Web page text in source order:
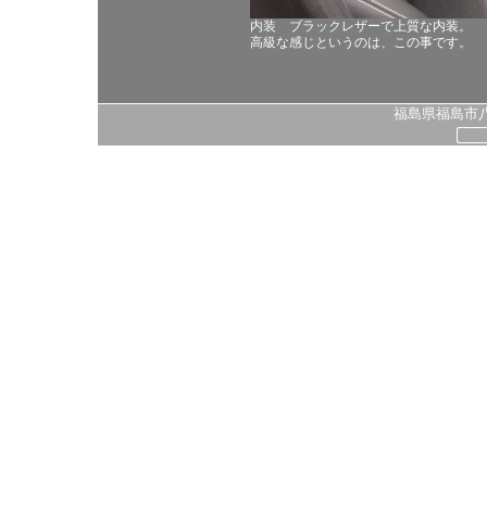
内装 ブラックレザーで上質な内装。
高級な感じというのは、この事です。
福島県福島市